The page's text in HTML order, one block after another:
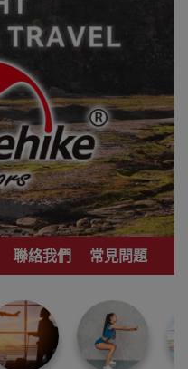
聯絡我們 常見問題